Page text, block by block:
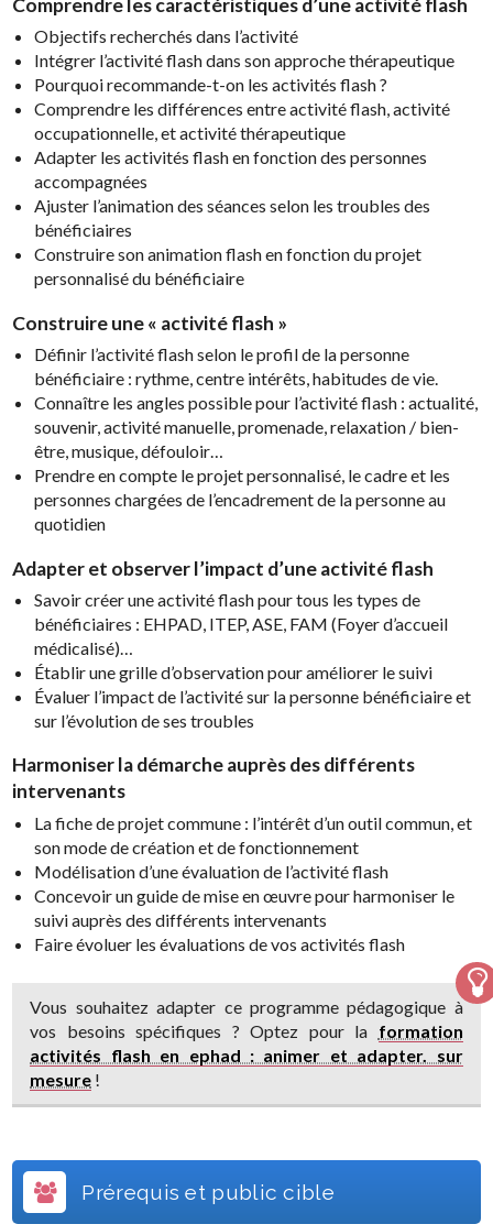
Comprendre les caractéristiques d’une activité flash
Objectifs recherchés dans l’activité
Intégrer l’activité flash dans son approche thérapeutique
Pourquoi recommande-t-on les activités flash ?
Comprendre les différences entre activité flash, activité
occupationnelle, et activité thérapeutique
Adapter les activités flash en fonction des personnes
accompagnées
Ajuster l’animation des séances selon les troubles des
bénéficiaires
Construire son animation flash en fonction du projet
personnalisé du bénéficiaire
Construire une « activité flash »
Définir l’activité flash selon le profil de la personne
bénéficiaire : rythme, centre intérêts, habitudes de vie.
Connaître les angles possible pour l’activité flash : actualité,
souvenir, activité manuelle, promenade, relaxation / bien-
être, musique, défouloir…
Prendre en compte le projet personnalisé, le cadre et les
personnes chargées de l’encadrement de la personne au
quotidien
Adapter et observer l’impact d’une activité flash
Savoir créer une activité flash pour tous les types de
bénéficiaires : EHPAD, ITEP, ASE, FAM (Foyer d’accueil
médicalisé)…
Établir une grille d’observation pour améliorer le suivi
Évaluer l’impact de l’activité sur la personne bénéficiaire et
sur l’évolution de ses troubles
Harmoniser la démarche auprès des différents
intervenants
La fiche de projet commune : l’intérêt d’un outil commun, et
son mode de création et de fonctionnement
Modélisation d’une évaluation de l’activité flash
Concevoir un guide de mise en œuvre pour harmoniser le
suivi auprès des différents intervenants
Faire évoluer les évaluations de vos activités flash
Vous souhaitez adapter ce programme pédagogique à
vos besoins spécifiques ? Optez pour la formation
activités flash en ephad : animer et adapter. sur
mesure !
Prérequis et public cible